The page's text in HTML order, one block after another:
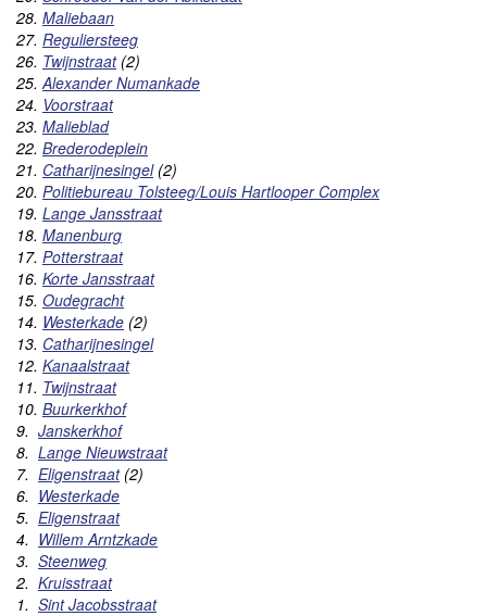
28. Maliebaan
27. Reguliersteeg
26. Twijnstraat(2)
25.Alexander Numankade
24. Voorstraat
23. Malieblad
22. Brederodeplein
21. Catharijnesingel(2)
20. Politiebureau Tolsteeg/Louis Hartlooper Complex
19. Lange Jansstraat
18. Manenburg
17. Potterstraat
16. Korte Jansstraat
15. Oudegracht
14. Westerkade (2)
13. Catharijnesingel
12. Kanaalstraat
11. Twijnstraat
10. Buurkerkhof
9. Janskerkhof
8. Lange Nieuwstraat
7. Eligenstraat(2)
6. Westerkade
5. Eligenstraat
4. Willem Arntzkade
3. Steenweg
2. Kruisstraat
1. Sint Jacobsstraat